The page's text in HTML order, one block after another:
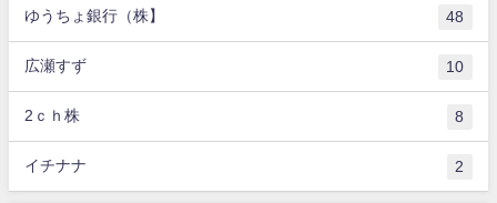
ゆうちょ銀行（株】 48
広瀬すず 10
2ｃｈ株 8
イチナナ 2